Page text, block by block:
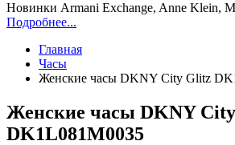
Новинки Armani Exchange, Anne Klein,
Подробнее...
Главная
Часы
Женские часы DKNY City Glitz
Женские часы DKNY
DK1L081M0035